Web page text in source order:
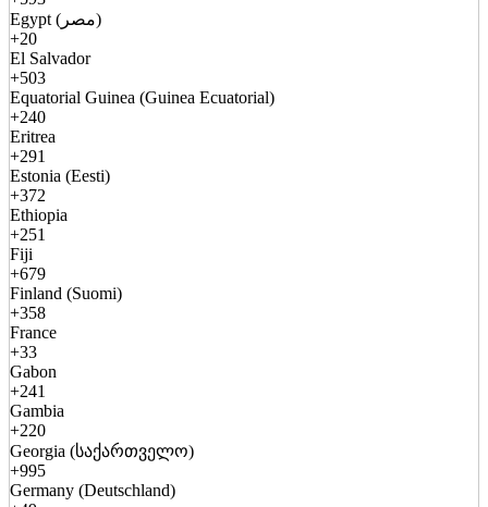
Egypt (مصر)
+20
El Salvador
+503
Equatorial Guinea (Guinea Ecuatorial)
+240
Eritrea
+291
Estonia (Eesti)
+372
Ethiopia
+251
Fiji
+679
Finland (Suomi)
+358
France
+33
Gabon
+241
Gambia
+220
Georgia (საქართველო)
+995
Germany (Deutschland)